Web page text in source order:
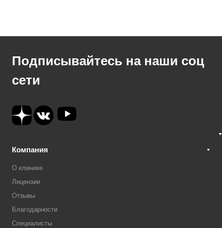
Подписывайтесь на наши соц
сети
Компания
О клинике
Лицензии
Отзывы
Благодарности
Специалисты